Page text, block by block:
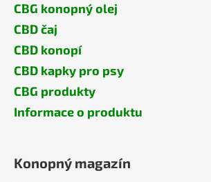
CBG konopný olej
CBD čaj
CBD konopí
CBD kapky pro psy
CBG produkty
Informace o produktu
Konopný magazín